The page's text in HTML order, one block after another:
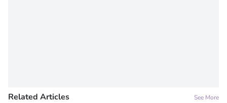
Related Articles See More